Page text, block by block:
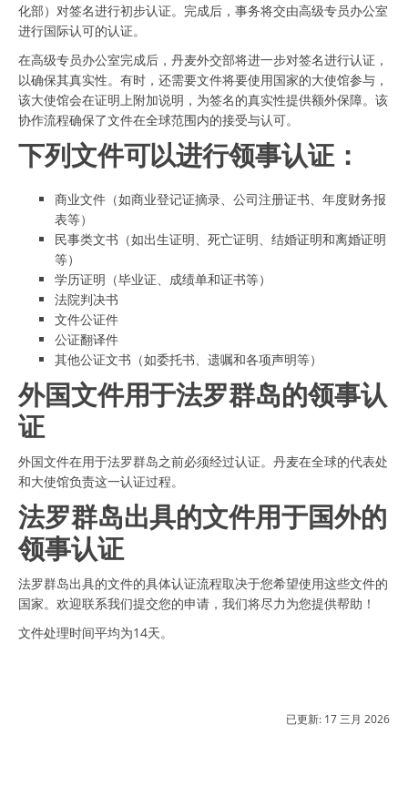
化部）对签名进行初步认证。完成后，事务将交由高级专员办公室
进行国际认可的认证。
在高级专员办公室完成后，丹麦外交部将进一步对签名进行认证，
以确保其真实性。有时，还需要文件将要使用国家的大使馆参与，
该大使馆会在证明上附加说明，为签名的真实性提供额外保障。该
协作流程确保了文件在全球范围内的接受与认可。
下列文件可以进行领事认证：
商业文件（如商业登记证摘录、公司注册证书、年度财务报
表等）
民事类文书（如出生证明、死亡证明、结婚证明和离婚证明
等）
学历证明（毕业证、成绩单和证书等）
法院判决书
文件公证件
公证翻译件
其他公证文书（如委托书、遗嘱和各项声明等）
外国文件用于法罗群岛的领事认
证
外国文件在用于法罗群岛之前必须经过认证。丹麦在全球的代表处
和大使馆负责这一认证过程。
法罗群岛出具的文件用于国外的
领事认证
法罗群岛出具的文件的具体认证流程取决于您希望使用这些文件的
国家。欢迎联系我们提交您的申请，我们将尽力为您提供帮助！
文件处理时间平均为14天。
已更新: 17 三月 2026